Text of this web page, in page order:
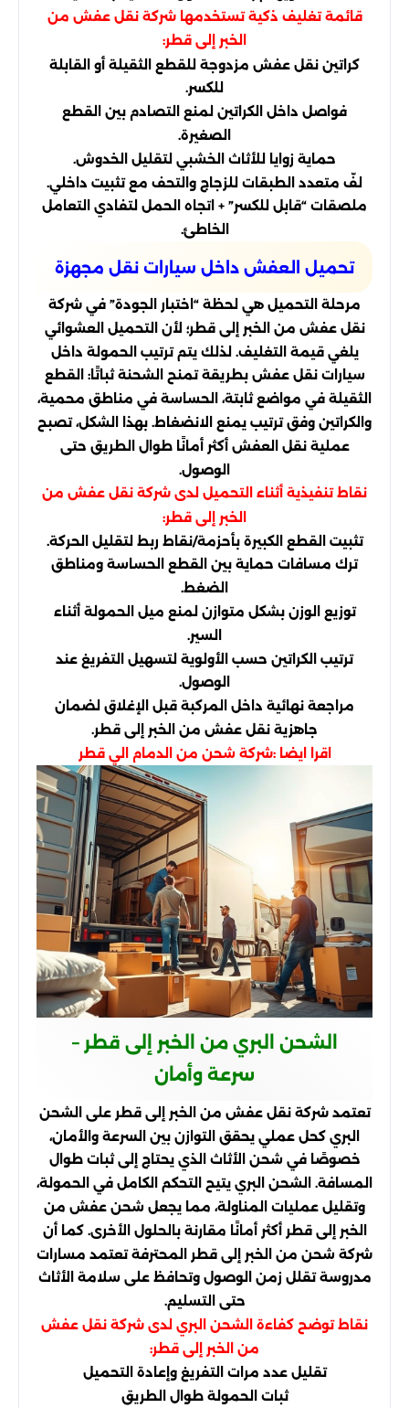
قائمة تغليف ذكية تستخدمها شركة نقل عفش من
الخبر إلى قطر:
كراتين نقل عفش مزدوجة للقطع الثقيلة أو القابلة
للكسر.
فواصل داخل الكراتين لمنع التصادم بين القطع
الصغيرة.
حماية زوايا للأثاث الخشبي لتقليل الخدوش.
لفّ متعدد الطبقات للزجاج والتحف مع تثبيت داخلي.
ملصقات “قابل للكسر” + اتجاه الحمل لتفادي التعامل
الخاطئ.
تحميل العفش داخل سيارات نقل مجهزة
مرحلة التحميل هي لحظة “اختبار الجودة” في شركة
نقل عفش من الخبر إلى قطر؛ لأن التحميل العشوائي
يلغي قيمة التغليف. لذلك يتم ترتيب الحمولة داخل
سيارات نقل عفش بطريقة تمنح الشحنة ثباتًا: القطع
الثقيلة في مواضع ثابتة، الحساسة في مناطق محمية،
والكراتين وفق ترتيب يمنع الانضغاط. بهذا الشكل، تصبح
عملية نقل العفش أكثر أمانًا طوال الطريق حتى
الوصول.
نقاط تنفيذية أثناء التحميل لدى شركة نقل عفش من
الخبر إلى قطر:
تثبيت القطع الكبيرة بأحزمة/نقاط ربط لتقليل الحركة.
ترك مسافات حماية بين القطع الحساسة ومناطق
الضغط.
توزيع الوزن بشكل متوازن لمنع ميل الحمولة أثناء
السير.
ترتيب الكراتين حسب الأولوية لتسهيل التفريغ عند
الوصول.
مراجعة نهائية داخل المركبة قبل الإغلاق لضمان
جاهزية نقل عفش من الخبر إلى قطر.
اقرا ايضا :شركة شحن من الدمام الي قطر
الشحن البري من الخبر إلى قطر –
سرعة وأمان
تعتمد شركة نقل عفش من الخبر إلى قطر على الشحن
البري كحل عملي يحقق التوازن بين السرعة والأمان،
خصوصًا في شحن الأثاث الذي يحتاج إلى ثبات طوال
المسافة. الشحن البري يتيح التحكم الكامل في الحمولة،
وتقليل عمليات المناولة، مما يجعل شحن عفش من
الخبر إلى قطر أكثر أمانًا مقارنة بالحلول الأخرى. كما أن
شركة شحن من الخبر إلى قطر المحترفة تعتمد مسارات
مدروسة تقلل زمن الوصول وتحافظ على سلامة الأثاث
حتى التسليم.
نقاط توضح كفاءة الشحن البري لدى شركة نقل عفش
من الخبر إلى قطر:
تقليل عدد مرات التفريغ وإعادة التحميل
ثبات الحمولة طوال الطريق